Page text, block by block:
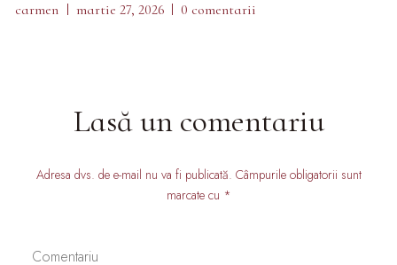
carmen martie 27, 2026 0 comentarii
Lasă un comentariu
Adresa dvs. de e-mail nu va fi publicată. Câmpurile obligatorii sunt
marcate cu *